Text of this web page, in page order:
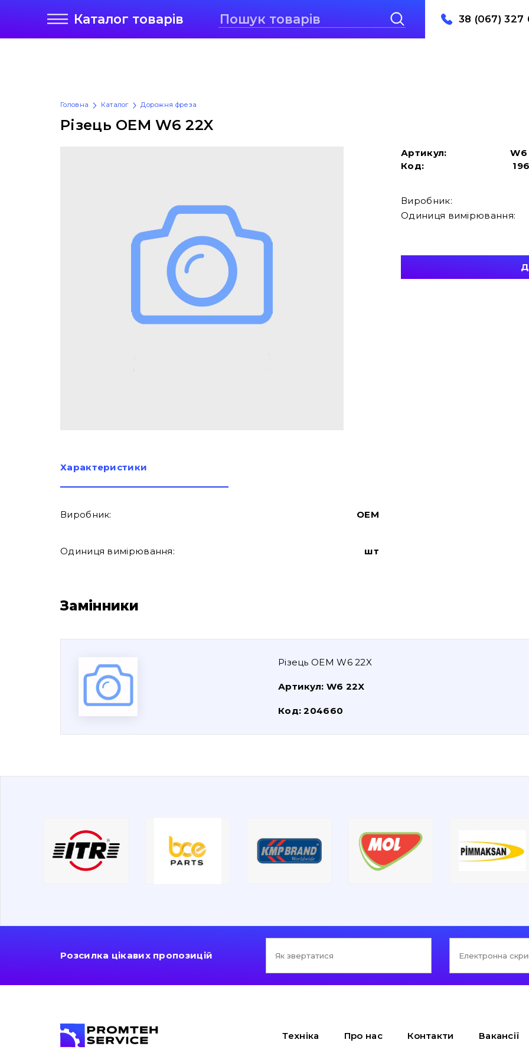
Каталог товарів 38 (067) 327
Головна Каталог Дорожня фреза
Різець OEM W6 22X
Артикул:
W6
Код:
Виробник:
Одиниця вимірювання:
Характеристики
Виробник: OEM
Одиниця вимірювання: шт
Замінники
Різець OEM W6 22X
Артикул: W6 22X
Код:204660
Розсилка цікавих пропозицій
Техніка Про нас Контакти Вакансії